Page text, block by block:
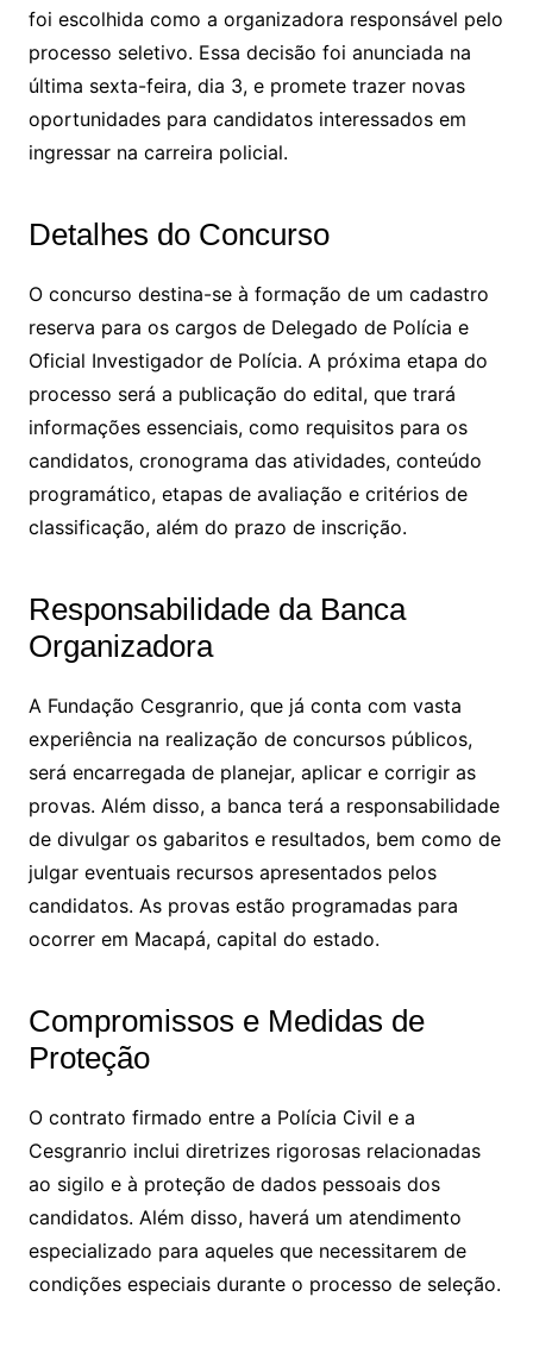
foi escolhida como a organizadora responsável pelo
processo seletivo. Essa decisão foi anunciada na
última sexta-feira, dia 3, e promete trazer novas
oportunidades para candidatos interessados em
ingressar na carreira policial.
Detalhes do Concurso
O concurso destina-se à formação de um cadastro
reserva para os cargos de Delegado de Polícia e
Oficial Investigador de Polícia. A próxima etapa do
processo será a publicação do edital, que trará
informações essenciais, como requisitos para os
candidatos, cronograma das atividades, conteúdo
programático, etapas de avaliação e critérios de
classificação, além do prazo de inscrição.
Responsabilidade da Banca
Organizadora
A Fundação Cesgranrio, que já conta com vasta
experiência na realização de concursos públicos,
será encarregada de planejar, aplicar e corrigir as
provas. Além disso, a banca terá a responsabilidade
de divulgar os gabaritos e resultados, bem como de
julgar eventuais recursos apresentados pelos
candidatos. As provas estão programadas para
ocorrer em Macapá, capital do estado.
Compromissos e Medidas de
Proteção
O contrato firmado entre a Polícia Civil e a
Cesgranrio inclui diretrizes rigorosas relacionadas
ao sigilo e à proteção de dados pessoais dos
candidatos. Além disso, haverá um atendimento
especializado para aqueles que necessitarem de
condições especiais durante o processo de seleção.